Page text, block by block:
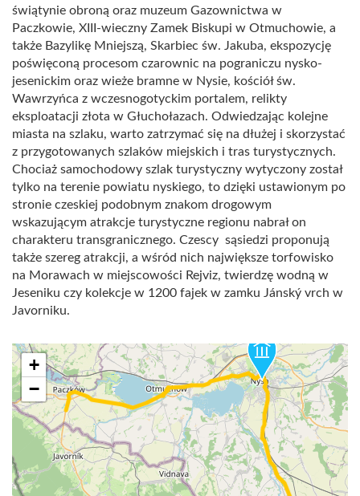
świątynie obroną oraz muzeum Gazownictwa w
Paczkowie, XIII-wieczny Zamek Biskupi w Otmuchowie, a
także Bazylikę Mniejszą, Skarbiec św. Jakuba, ekspozycję
poświęconą procesom czarownic na pograniczu nysko-
jesenickim oraz wieże bramne w Nysie, kościół św.
Wawrzyńca z wczesnogotyckim portalem, relikty
eksploatacji złota w Głuchołazach. Odwiedzając kolejne
miasta na szlaku, warto zatrzymać się na dłużej i skorzystać
z przygotowanych szlaków miejskich i tras turystycznych.
Chociaż samochodowy szlak turystyczny wytyczony został
tylko na terenie powiatu nyskiego, to dzięki ustawionym po
stronie czeskiej podobnym znakom drogowym
wskazującym atrakcje turystyczne regionu nabrał on
charakteru transgranicznego. Czescy sąsiedzi proponują
także szereg atrakcji, a wśród nich największe torfowisko
na Morawach w miejscowości Rejviz, twierdzę wodną w
Jeseniku czy kolekcje w 1200 fajek w zamku Jánský vrch w
Javorniku.
+
−